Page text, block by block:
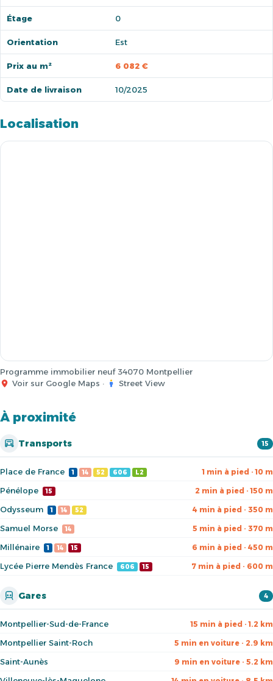
Étage 0
Orientation Est
Prix au m² 6 082 €
Date de livraison 10/2025
Localisation
Programme immobilier neuf 34070 Montpellier
Voir sur Google Maps · Street View
À proximité
Transports 15
Place de France 1 14 52 606 L2 1 min à pied · 10 m
Pénélope 15 2 min à pied · 150 m
Odysseum 1 14 52 4 min à pied · 350 m
Samuel Morse 14 5 min à pied · 370 m
Millénaire 1 14 15 6 min à pied · 450 m
Lycée Pierre Mendès France 606 15 7 min à pied · 600 m
Gares 4
Montpellier-Sud-de-France 15 min à pied · 1.2 km
Montpellier Saint-Roch 5 min en voiture · 2.9 km
Saint-Aunès 9 min en voiture · 5.2 km